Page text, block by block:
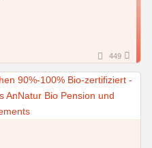
449